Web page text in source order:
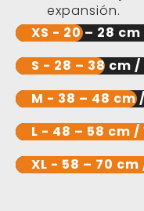
Guías para